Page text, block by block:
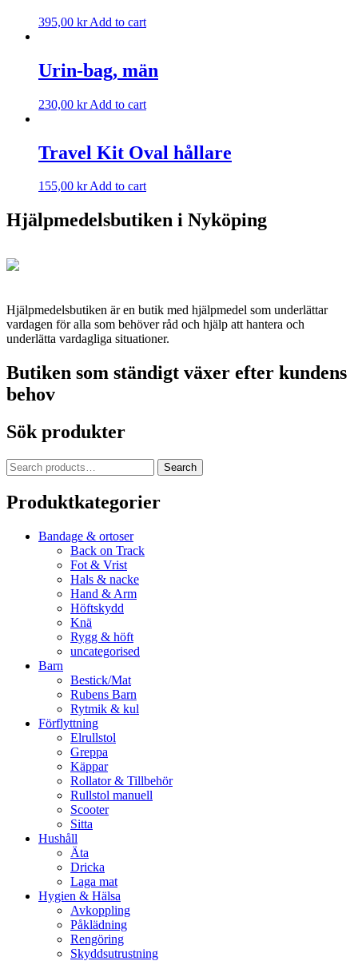
395,00 kr Add to cart
Urin-bag, män
230,00 kr Add to cart
Travel Kit Oval hållare
155,00 krAdd to cart
Hjälpmedelsbutiken i Nyköping
Hjälpmedelsbutiken är en butik med hjälpmedel som underlättar
vardagen för alla som behöver råd och hjälp att hantera och
underlätta vardagliga situationer.
Butiken som ständigt växer efter kundens
behov
Sök produkter
Search
for:
Search
Produktkategorier
Bandage & ortoser
Back on Track
Fot & Vrist
Hals & nacke
Hand & Arm
Höftskydd
Knä
Rygg & höft
uncategorised
Barn
Bestick/Mat
Rubens Barn
Rytmik & kul
Förflyttning
Elrullstol
Greppa
Käppar
Rollator & Tillbehör
Rullstol manuell
Scooter
Sitta
Hushåll
Äta
Dricka
Laga mat
Hygien & Hälsa
Avkoppling
Påklädning
Rengöring
Skyddsutrustning